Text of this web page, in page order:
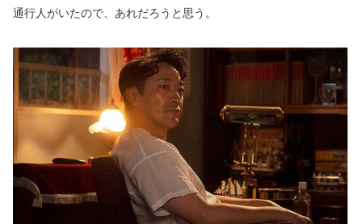
通行人がいたので、あれだろうと思う。